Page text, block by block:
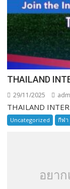
THAILAND
29/11/2025
THAILAND
Uncategorized กีฬา
อยา